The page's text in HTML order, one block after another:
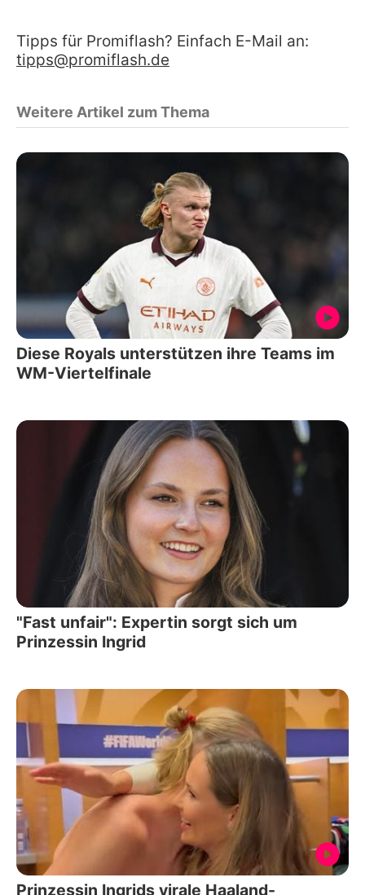
Tipps für Promiflash? Einfach E-Mail an:
tipps@promiflash.de
Weitere Artikel zum Thema
Diese Royals unterstützen ihre Teams im
WM-Viertelfinale
"Fast unfair": Expertin sorgt sich um
Prinzessin Ingrid
Prinzessin Ingrids virale Haaland-